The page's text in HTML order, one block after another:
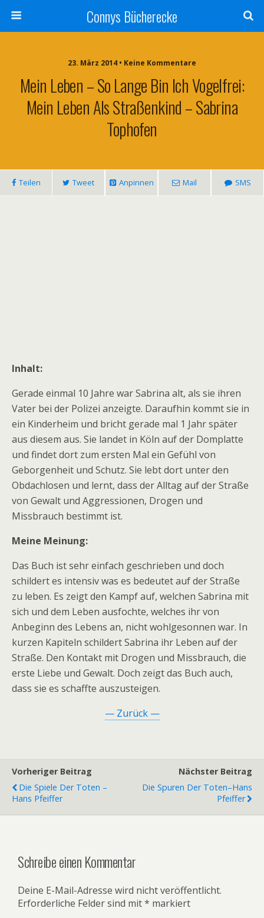
Connys Bücherecke
23. März 2014 • Keine Kommentare
Mein Leben – So Lange Bin Ich Vogelfrei:
Mein Leben Als Straßenkind – Sabrina
Tophofen
Teilen Tweet Anpinnen Mail SMS
Inhalt:
Gerade einmal 10 Jahre war Sabrina alt, als sie ihren
Vater bei der Polizei anzeigte. Daraufhin kommt sie in
ein Kinderheim und bricht gerade mal 1 Jahr später
aus diesem aus. Sie landet in Köln auf der Domplatte
und findet dort zum ersten Mal ein Gefühl von
Geborgenheit und Schutz. Sie lebt dort unter den
Obdachlosen und lernt, dass der Alltag auf der Straße
von Gewalt und Aggressionen, Drogen und
Missbrauch bestimmt ist.
Meine Meinung:
Das Buch ist sehr einfach geschrieben und doch
schildert es intensiv was es bedeutet auf der Straße
zu leben. Es zeigt den Kampf auf, welchen Sabrina mit
sich und dem Leben ausfochte, welches ihr von
Anbeginn des Lebens an, nicht wohlgesonnen war. In
kurzen Kapiteln schildert Sabrina ihr Leben auf der
Straße. Den Kontakt mit Drogen und Missbrauch, die
erste Liebe und Gewalt. Doch zeigt das Buch auch,
dass sie es schaffte auszusteigen.
— Zurück —
Vorheriger Beitrag
Die Spiele Der Toten –
Hans Pfeiffer
Nächster Beitrag
Die Spuren Der Toten–Hans
Pfeiffer
Schreibe einen Kommentar
Deine E-Mail-Adresse wird nicht veröffentlicht.
Erforderliche Felder sind mit* markiert